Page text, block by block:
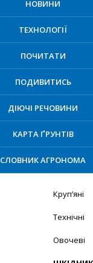
НОВИНИ
ТЕХНОЛОГІЇ
ПОЧИТАТИ
ПОДИВИТИСЬ
ДІЮЧІ РЕЧОВИНИ
КАРТА ҐРУНТІВ
СЛОВНИК АГРОНОМА
Круп’яні
Технічні
Овочеві